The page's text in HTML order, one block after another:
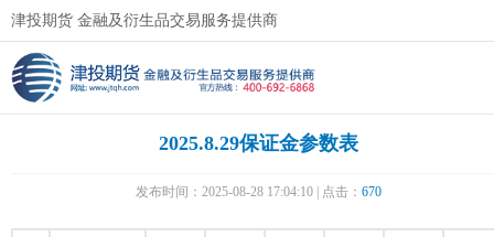
津投期货 金融及衍生品交易服务提供商
2025.8.29保证金参数表
发布时间：2025-08-28 17:04:10 | 点击： 670